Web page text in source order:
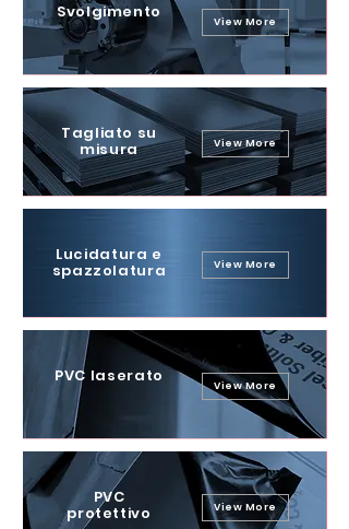
Svolgimento View More
Tagliato su
misura View More
Lucidatura e
spazzolatura View More
PVC laserato View More
PVC
protettivo View More